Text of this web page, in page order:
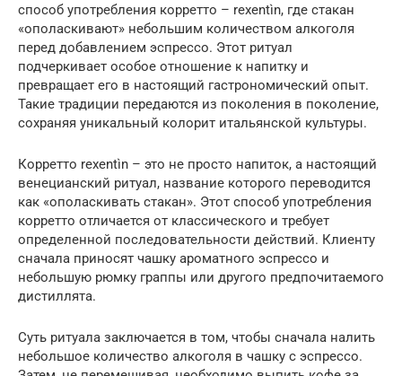
способ употребления корретто – rexentìn, где стакан
«ополаскивают» небольшим количеством алкоголя
перед добавлением эспрессо. Этот ритуал
подчеркивает особое отношение к напитку и
превращает его в настоящий гастрономический опыт.
Такие традиции передаются из поколения в поколение,
сохраняя уникальный колорит итальянской культуры.
Корретто rexentìn – это не просто напиток, а настоящий
венецианский ритуал, название которого переводится
как «ополаскивать стакан». Этот способ употребления
корретто отличается от классического и требует
определенной последовательности действий. Клиенту
сначала приносят чашку ароматного эспрессо и
небольшую рюмку граппы или другого предпочитаемого
дистиллята.
Суть ритуала заключается в том, чтобы сначала налить
небольшое количество алкоголя в чашку с эспрессо.